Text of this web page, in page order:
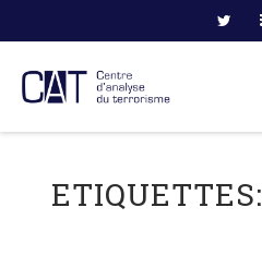
contentETIQUETTES: